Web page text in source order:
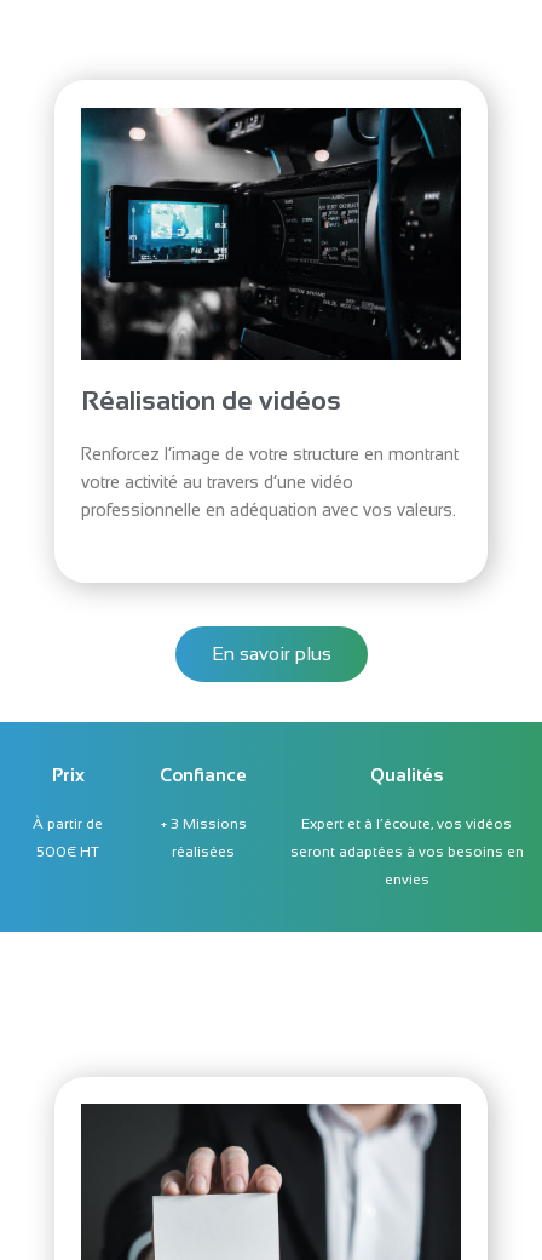
En savoir plus
Réalisation de vidéos
Renforcez l’image de votre structure en montrant
votre activité au travers d’une vidéo
professionnelle en adéquation avec vos valeurs.
Prix
À partir de
500€ HT
Confiance
+ 3 Missions
réalisées
Qualités
Expert et à l’écoute, vos vidéos
seront adaptées à vos besoins en
envies